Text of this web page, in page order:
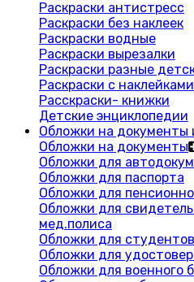
Раскраски антистресс
Раскраски без наклеек
Раскраски водные
Раскраски вырезалки
Раскраски разные
Раскраски с наклейками
Расскраски- книжки
Детские энциклопедии
Обложки на документы
Обложки на документы
Обложки для
Обложки для паспорта
Обложки для
Обложки для
мед.полиса
Обложки для студентов
Обложки для
Обложки для военного